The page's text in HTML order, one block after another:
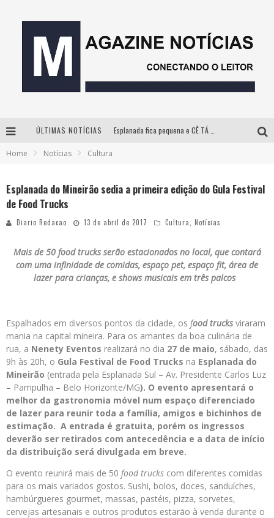
ÚLTIMAS NOTÍCIAS
Home Notícias Cultura
Esplanada do Mineirão sedia a primeira edição do Gula Festival
de Food Trucks
Diario Redacao 13 de abril de 2017 Cultura Notícias
Mais de 50 food trucks serão estacionados no local, que contará
com uma infinidade de comidas, espaço pet, espaço fit, área de
lazer para crianças, e shows musicais em três palcos
Espalhados em diversos pontos da cidade, os food trucksviraram
mania na capital mineira. Para os amantes da boa culinária de
rua, a Nenety Eventos realizará no dia 27 de maio, sábado, das
9h às 20h, o Gula Festival de Food Trucks na Esplanada do
Mineirão (entrada pela Esplanada Sul – Av. Presidente Carlos Luz
– Pampulha – Belo Horizonte/MG). O evento apresentará o
melhor da gastronomia móvel num espaço diferenciado
de lazer para reunir toda a família, amigos e bichinhos de
estimação. A entrada é gratuita, porém os ingressos
deverão ser retirados com antecedência e a data de início
da distribuição será divulgada em breve.
O evento reunirá mais de 50 food trucks com diferentes comidas
para os mais variados gostos. Sushi, bolos, doces, sanduíches,
hambúrgueres gourmet, massas, pastéis, pizza, sorvetes,
cervejas artesanais e outros produtos estarão à venda durante o